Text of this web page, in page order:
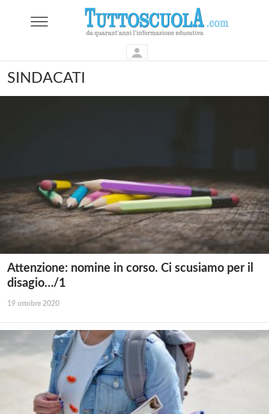
SINDACATI
Attenzione: nomine in corso. Ci scusiamo per il
disagio…/1
19 ottobre 2020